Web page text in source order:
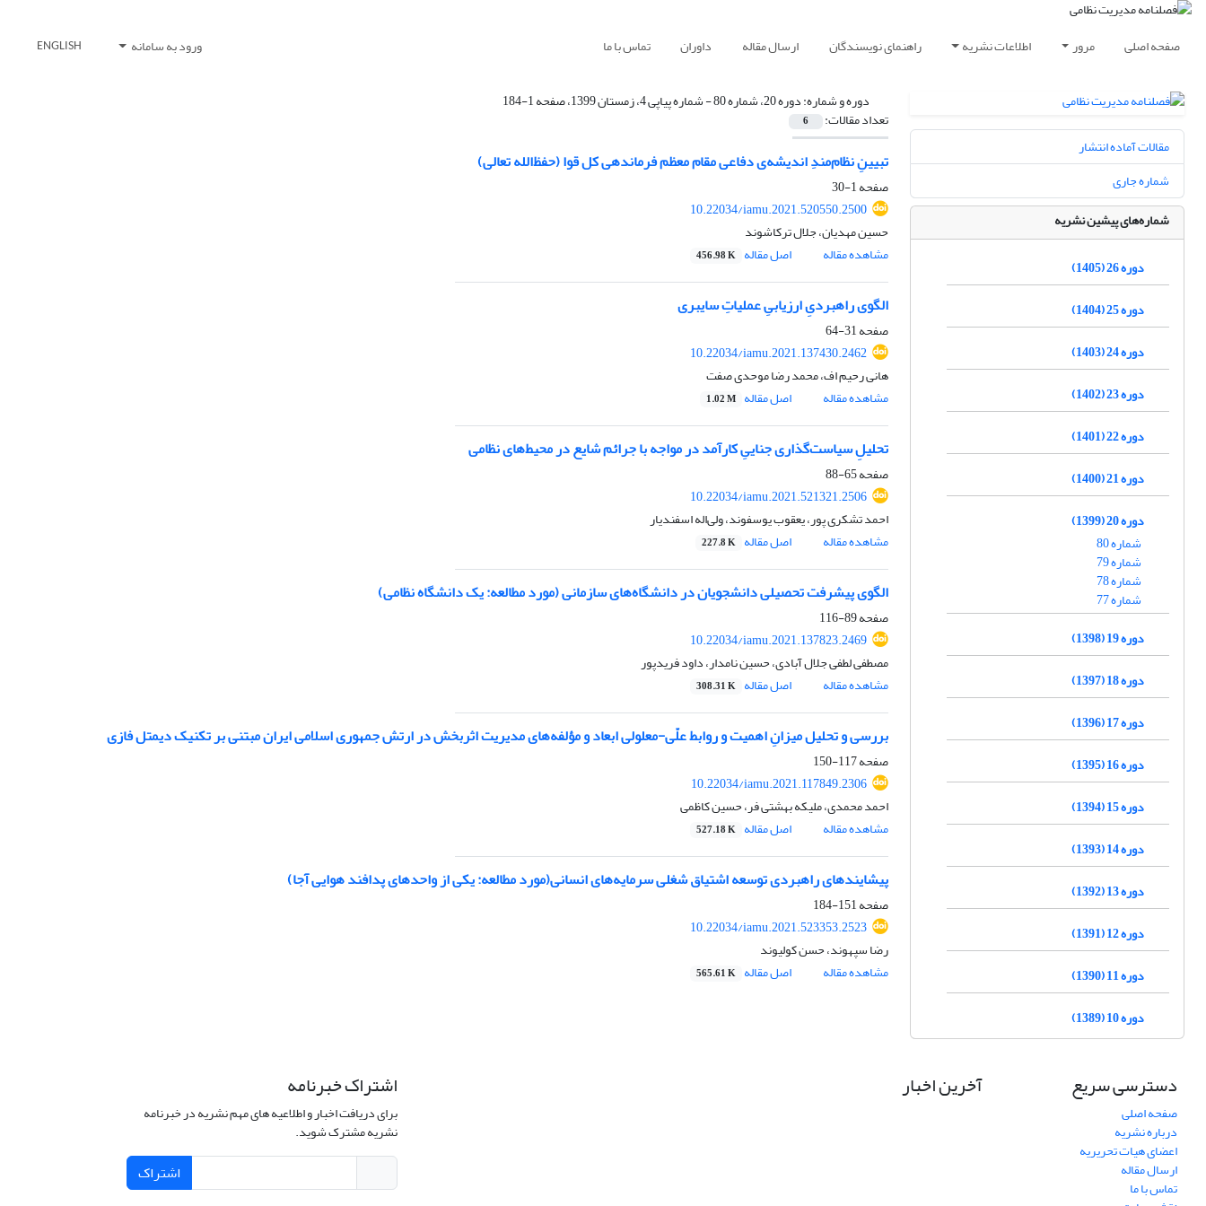
صفحه اصلی مرور اطلاعات نشریه راهنمای نویسندگان ارسال مقاله داوران تماس با ما ورود به سامانه ENGLISH
دوره و شماره:دوره 20، شماره 80 - شماره پیاپی 4، زمستان 1399، صفحه 1-184
تعداد مقالات: 6
تبیینِ نظام‌مندِ اندیشه‌ی دفاعی مقام معظم فرماندهی کل قوا (حفظ‌الله تعالی)
صفحه1-30
10.22034/iamu.2021.520550.2500
حسین مهدیان، جلال ترکاشوند
مشاهده مقاله
اصل مقاله 456.98 K
الگوی راهبردیِ ارزیابیِ عملیاتِ سایبری
صفحه31-64
10.22034/iamu.2021.137430.2462
هانی رحیم اف، محمد رضا موحدی صفت
مشاهده مقاله
اصل مقاله 1.02 M
تحلیلِ سیاست‌گذاری جناییِ کارآمد در مواجه با جرائم شایع در محیط‌های نظامی
صفحه65-88
10.22034/iamu.2021.521321.2506
احمد تشکری پور، یعقوب یوسفوند، ولی‌اله اسفندیار
مشاهده مقاله
اصل مقاله 227.8 K
الگوی پیشرفت تحصیلی دانشجویان در دانشگاه‌های سازمانی (مورد مطالعه: یک دانشگاه نظامی)
صفحه89-116
10.22034/iamu.2021.137823.2469
مصطفی لطفی جلال آبادی، حسین نامدار، داود فریدپور
مشاهده مقاله
اصل مقاله 308.31 K
بررسی و تحلیل میزانِ اهمیت و روابط علّی-معلولی ابعاد و مؤلفه‌های مدیریت اثربخش در ارتش جمهوری اسلامی ایران مبتنی بر تکنیک دیمتل فازی
صفحه117-150
10.22034/iamu.2021.117849.2306
احمد محمدی، ملیکه بهشتی فر، حسین کاظمی
مشاهده مقاله
اصل مقاله 527.18 K
پیشایندهای راهبردی توسعه اشتیاق شغلی سرمایه‌های انسانی(مورد مطالعه: یکی از واحدهای پدافند هوایی آجا)
صفحه151-184
10.22034/iamu.2021.523353.2523
رضا سپهوند، حسن کولیوند
مشاهده مقاله
اصل مقاله 565.61 K
مقالات آماده انتشار
شماره جاری
شماره‌های پیشین نشریه
دوره 26 (1405)
دوره 25 (1404)
دوره 24 (1403)
دوره 23 (1402)
دوره 22 (1401)
دوره 21 (1400)
دوره 20 (1399)
شماره 80
شماره 79
شماره 78
شماره 77
دوره 19 (1398)
دوره 18 (1397)
دوره 17 (1396)
دوره 16 (1395)
دوره 15 (1394)
دوره 14 (1393)
دوره 13 (1392)
دوره 12 (1391)
دوره 11 (1390)
دوره 10 (1389)
دسترسی سریع
صفحه اصلی
درباره نشریه
اعضای هیات تحریریه
ارسال مقاله
تماس با ما
آخرین اخبار اشتراک خبرنامه
برای دریافت اخبار و اطلاعیه های مهم نشریه در خبرنامه
نشریه مشترک شوید.
اشتراک